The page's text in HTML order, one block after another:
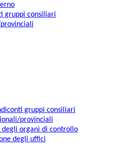
gruppi consiliari
gruppi consiliari
provinciali
degli organi di controllo
degli uffici